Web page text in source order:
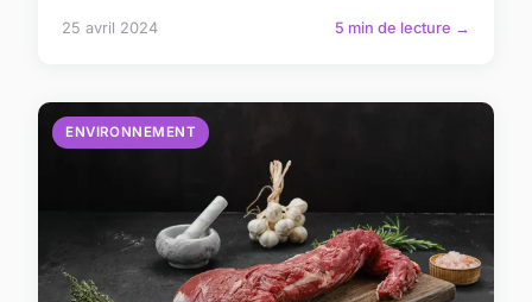
25 avril 2024 5 min de lecture →
ENVIRONNEMENT